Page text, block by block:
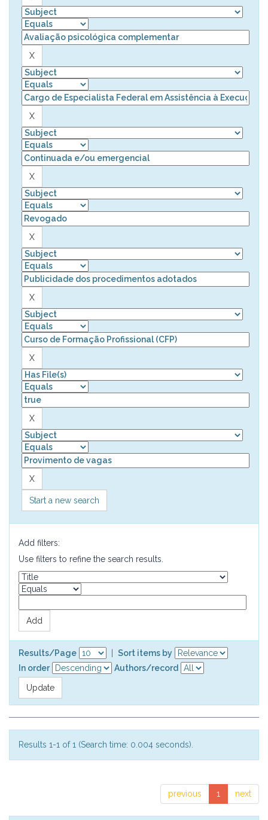
Start a new search
Add filters:
Use filters to refine the search results.
Results/Page
Sort items by
In order
Authors/record
Results 1-1 of 1 (Search time: 0.004 seconds).
previous 1 next